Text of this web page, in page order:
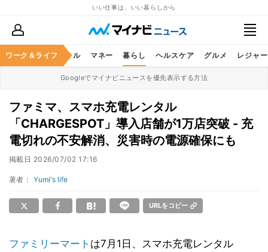
いい仕事は、いい暮らしから
ワーク＆ライフ
ア ビジネススキル マネー 暮らし ヘルスケア グルメ レジャー
Googleでマイナビニュースを優先表示する方法
ファミマ、スマホ充電レンタル
「CHARGESPOT」導入店舗が1万店突破 - 充
電切れの不安解消、災害時の電源確保にも
掲載日 2026/07/02 17:16
著者： Yumi's life
URLをコピー
ファミリーマート は7月1日、スマホ充電レンタル